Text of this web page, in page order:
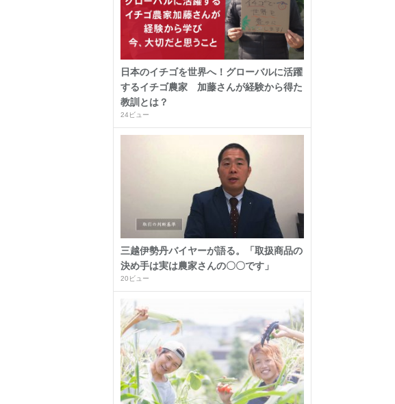
日本のイチゴを世界へ！グローバルに活躍
するイチゴ農家 加藤さんが経験から得た
教訓とは？
24ビュー
三越伊勢丹バイヤーが語る。「取扱商品の
決め手は実は農家さんの〇〇です」
20ビュー